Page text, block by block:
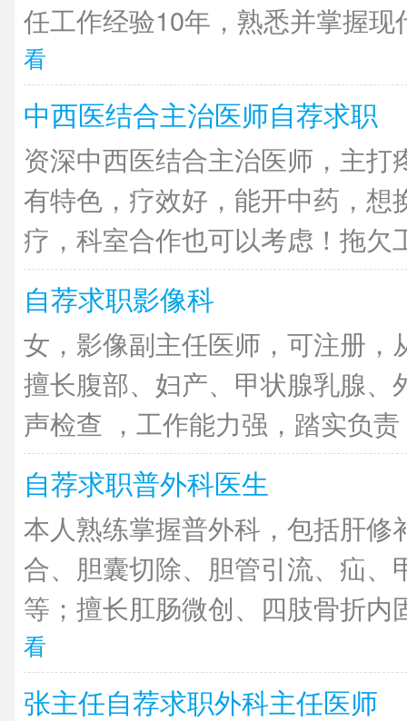
任工作经验10年，熟悉并掌握
看
中西医结合主治医师自荐求职
资深中西医结合主治医师，主打
有特色，疗效好，能开中药，想
疗，科室合作也可以考虑！拖欠
自荐求职影像科
女，影像副主任医师，可注册，
擅长腹部、妇产、甲状腺乳腺、
声检查 ，工作能力强，踏实负
自荐求职普外科医生
本人熟练掌握普外科，包括肝修
合、胆囊切除、胆管引流、疝、
等；擅长肛肠微创、四肢骨折内
看
张主任自荐求职外科主任医师